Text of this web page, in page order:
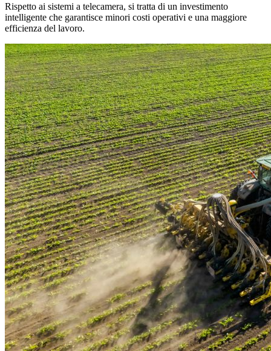
Rispetto ai sistemi a telecamera, si tratta di un investimento
intelligente che garantisce minori costi operativi e una maggiore
efficienza del lavoro.